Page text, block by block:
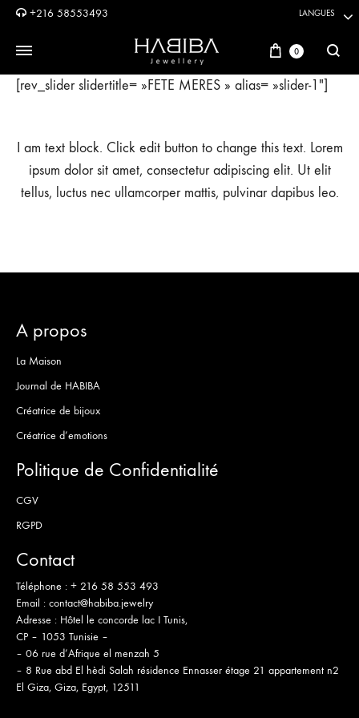
+216 58553493 LANGUES
Panier
0
[rev_slider slidertitle= »FETE MERES » alias= »slider-1″]
I am text block. Click edit button to change this text. Lorem
ipsum dolor sit amet, consectetur adipiscing elit. Ut elit
tellus, luctus nec ullamcorper mattis, pulvinar dapibus leo.
A propos
La Maison
Journal de HABIBA
Créatrice de bijoux
Créatrice d’emotions
Politique de Confidentialité
CGV
RGPD
Contact
Téléphone : + 216 58 553 493
Email : contact@habiba.jewelry
Adresse : Hôtel le concorde lac I Tunis,
CP – 1053 Tunisie –
– 06 rue d’Afrique el menzah 5
– 8 Rue abd El hèdi Salah résidence Ennasser étage 21 appartement n2
El Giza, Giza, Egypt, 12511